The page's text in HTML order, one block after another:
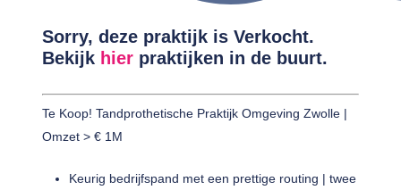
Sorry, deze praktijk is Verkocht.
Bekijk hier praktijken in de buurt.
Te Koop! Tandprothetische Praktijk Omgeving Zwolle |
Omzet > € 1M
Keurig bedrijfspand met een prettige routing | twee